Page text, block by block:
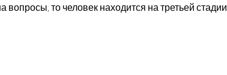
вопросы, то человек находится на третьей стадии